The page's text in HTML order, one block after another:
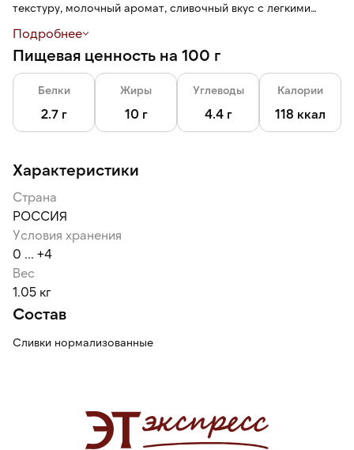
текстуру, молочный аромат, сливочный вкус с легкими
Жирность 10 % обеспечивает достаточную насыщенность
сливок, не перебивают вкус основного блюда. Сливки гуще
молока, но достаточно текучие для смешивания. Сливки не
сворачиваются и не расслаиваются при нагревании.
Подробнее
Пищевая ценность на 100 г
Белки
2.7 г
Жиры
10 г
Углеводы
4.4 г
Калории
118 ккал
Характеристики
Страна
РОССИЯ
Условия хранения
0 ... +4
Вес
1.05 кг
Состав
Сливки нормализованные